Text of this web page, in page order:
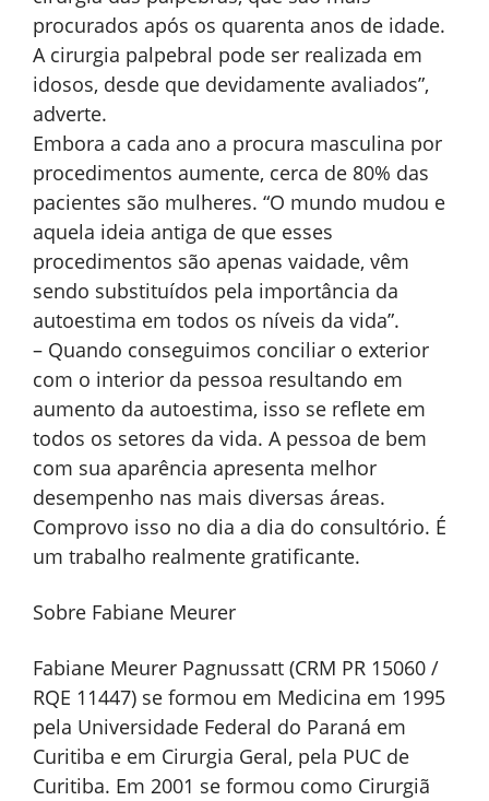
procurados após os quarenta anos de idade.
A cirurgia palpebral pode ser realizada em
idosos, desde que devidamente avaliados”,
adverte.
Embora a cada ano a procura masculina por
procedimentos aumente, cerca de 80% das
pacientes são mulheres. “O mundo mudou e
aquela ideia antiga de que esses
procedimentos são apenas vaidade, vêm
sendo substituídos pela importância da
autoestima em todos os níveis da vida”.
– Quando conseguimos conciliar o exterior
com o interior da pessoa resultando em
aumento da autoestima, isso se reflete em
todos os setores da vida. A pessoa de bem
com sua aparência apresenta melhor
desempenho nas mais diversas áreas.
Comprovo isso no dia a dia do consultório. É
um trabalho realmente gratificante.
Sobre Fabiane Meurer
Fabiane Meurer Pagnussatt (CRM PR 15060 /
RQE 11447) se formou em Medicina em 1995
pela Universidade Federal do Paraná em
Curitiba e em Cirurgia Geral, pela PUC de
Curitiba. Em 2001 se formou como Cirurgiã